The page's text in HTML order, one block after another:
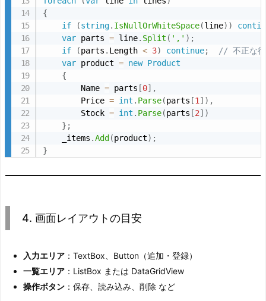
{
if
(string. IsNullOrWhiteSpace(line) )
var parts = line. Split ( ',' ) ;
if
(parts . Length < 3) continue;
// 不正な行
var product = new Product
{
        Name
= parts [0] ,
        Price
= int . Parse(parts [1] ) ,
        Stock
= int . Parse(parts [2] )
} ;
    _items
.Add (product) ;
}
4. 画面レイアウトの目安
入力エリア ：TextBox、Button（追加・登録）
一覧エリア ：ListBox または DataGridView
操作ボタン ：保存、読み込み、削除 など